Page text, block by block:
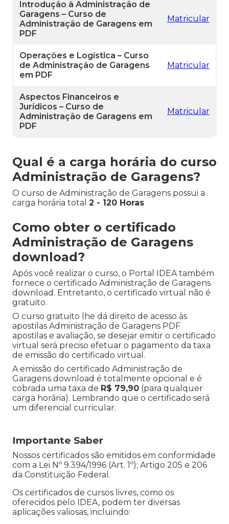
Introdução à Administração de
Garagens – Curso de
Administração de Garagens em
PDF
Matricular
Operações e Logística – Curso
de Administração de Garagens
em PDF
Matricular
Aspectos Financeiros e
Jurídicos – Curso de
Administração de Garagens em
PDF
Matricular
Qual é a carga horária do curso
Administração de Garagens?
O curso de Administração de Garagens possui a
carga horária total 2 - 120 Horas
Como obter o certificado
Administração de Garagens
download?
Após você realizar o curso, o Portal IDEA também
fornece o certificado Administração de Garagens
download. Entretanto, o certificado virtual não é
gratuito.
O curso gratuito lhe dá direito de acesso às
apostilas Administração de Garagens PDF
apostilas e avaliação, se desejar emitir o certificado
virtual será preciso efetuar o pagamento da taxa
de emissão do certificado virtual.
A emissão do certificado Administração de
Garagens download é totalmente opcional e é
cobrada uma taxa de R$ 79,90 (para qualquer
carga horária). Lembrando que o certificado será
um diferencial curricular.
Importante Saber
Nossos certificados são emitidos em conformidade
com a Lei Nº 9.394/1996 (Art. 1º); Artigo 205 e 206
da Constituição Federal.
Os certificados de cursos livres, como os
oferecidos pelo IDEA, podem ter diversas
aplicações valiosas, incluindo: